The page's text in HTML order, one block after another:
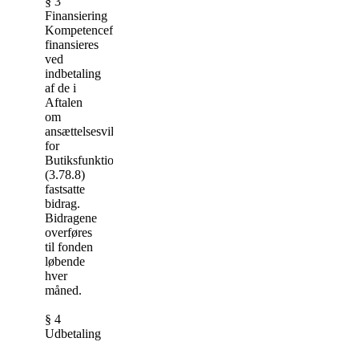
Finansiering
Kompetencefonden
finansieres
ved
indbetaling
af de i
Aftalen
om
ansættelsesvilkår
for
Butiksfunktionærer
(3.78.8)
fastsatte
bidrag.
Bidragene
overføres
til fonden
løbende
hver
måned.
§ 4
Udbetaling